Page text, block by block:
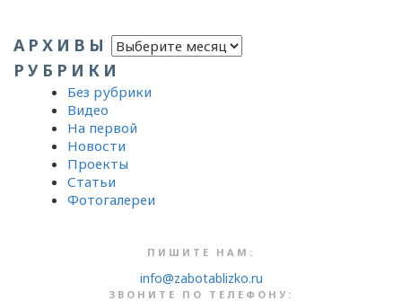
АРХИВЫ Архивы
РУБРИКИ
Без рубрики
Видео
На первой
Новости
Проекты
Статьи
Фотогалереи
ПИШИТЕ НАМ:
info@zabotablizko.ru
ЗВОНИТЕ ПО ТЕЛЕФОНУ: